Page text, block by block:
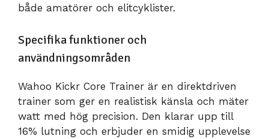
både amatörer och elitcyklister.
Specifika funktioner och
användningsområden
Wahoo Kickr Core Trainer är en direktdriven
trainer som ger en realistisk känsla och mäter
watt med hög precision. Den klarar upp till
16% lutning och erbjuder en smidig upplevelse